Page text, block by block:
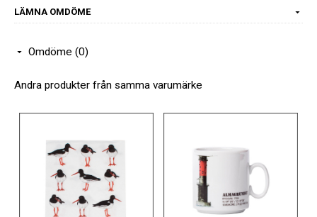
LÄMNA OMDÖME
Omdöme (0)
Andra produkter från samma varumärke